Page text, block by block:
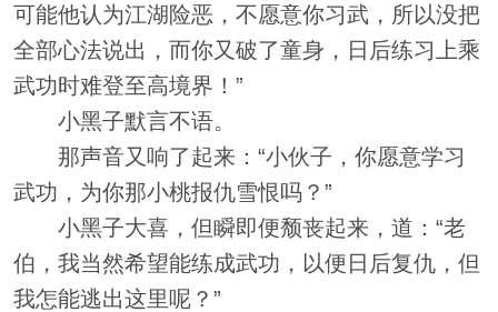
可能他认为江湖险恶，不愿意你习武，所以没把
全部心法说出，而你又破了童身，日后练习上乘
武功时难登至高境界！”
小黑子默言不语。
那声音又响了起来：“小伙子，你愿意学习
武功，为你那小桃报仇雪恨吗？”
小黑子大喜，但瞬即便颓丧起来，道：“老
伯，我当然希望能练成武功，以便日后复仇，但
我怎能逃出这里呢？”